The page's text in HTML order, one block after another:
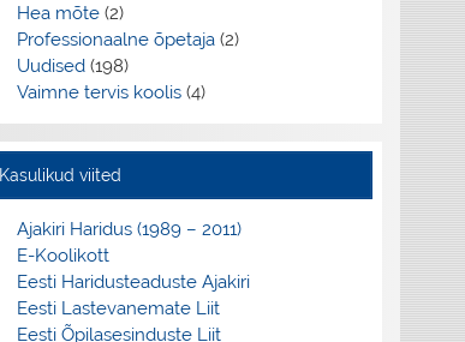
Hea mõte(2)
Professionaalne õpetaja(2)
Uudised(198)
Vaimne tervis koolis(4)
Kasulikud viited
Ajakiri Haridus (1989 – 2011)
E-Koolikott
Eesti Haridusteaduste Ajakiri
Eesti Lastevanemate Liit
Eesti Õpilasesinduste Liit